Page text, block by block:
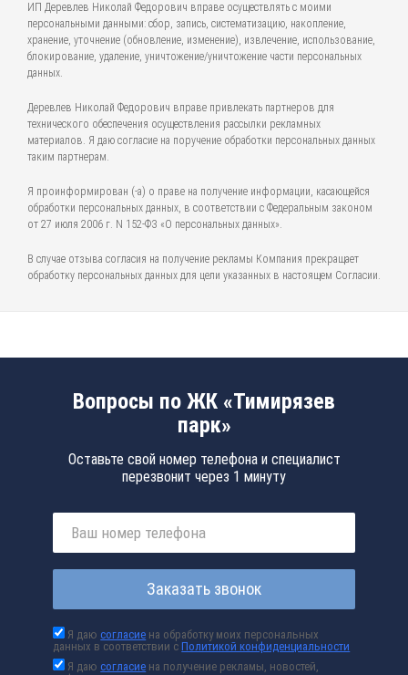
ИП Деревлев Николай Федорович вправе осуществлять с моими
персональными данными: сбор, запись, систематизацию, накопление,
хранение, уточнение (обновление, изменение), извлечение, использование,
блокирование, удаление, уничтожение/уничтожение части персональных
данных.
Деревлев Николай Федорович вправе привлекать партнеров для
технического обеспечения осуществления рассылки рекламных
материалов. Я даю согласие на поручение обработки персональных данных
таким партнерам.
Я проинформирован (-а) о праве на получение информации, касающейся
обработки персональных данных, в соответствии с Федеральным законом
от 27 июля 2006 г. N 152-ФЗ «О персональных данных».
В случае отзыва согласия на получение рекламы Компания прекращает
обработку персональных данных для цели указанных в настоящем Согласии.
Вопросы по ЖК «Тимирязев
парк»
Оставьте свой номер телефона и специалист
перезвонит через 1 минуту
Заказать звонок
Я даюсогласие на обработку моих персональных
данных в соответствии сПолитикой конфиденциальности
Я даюсогласие на получение рекламы, новостей,